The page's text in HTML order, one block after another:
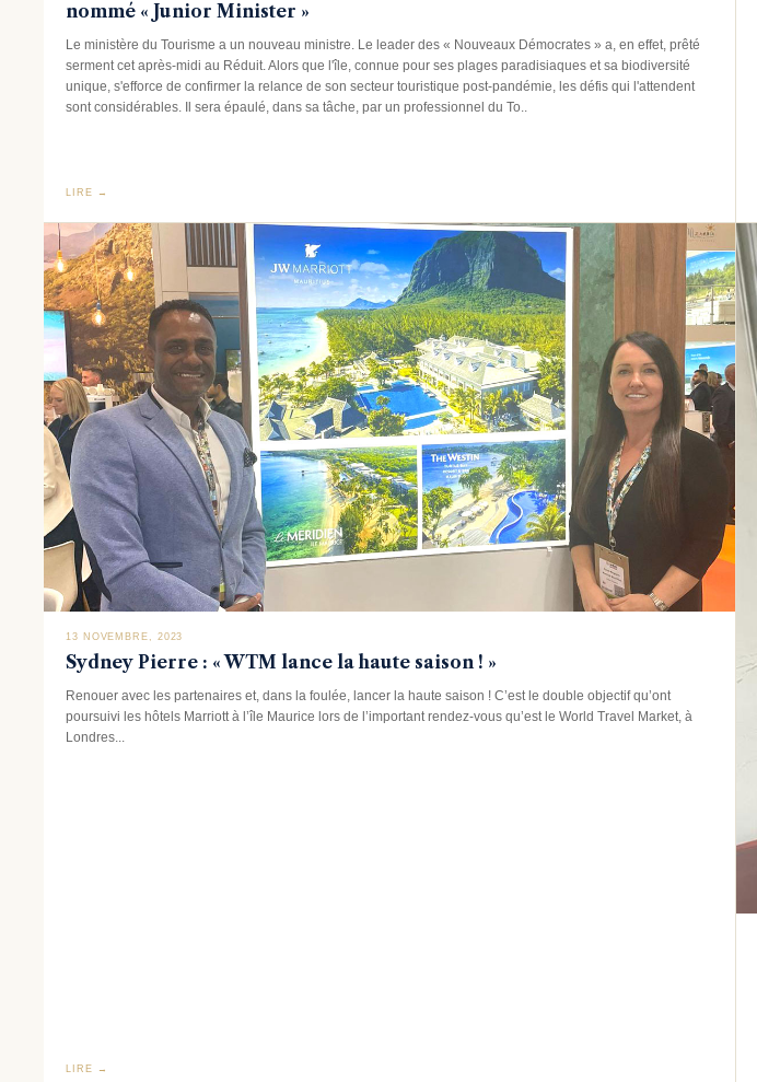
nommé « Junior Minister »
Le ministère du Tourisme a un nouveau ministre. Le leader des « Nouveaux Démocrates » a, en effet, prêté
serment cet après-midi au Réduit. Alors que l'île, connue pour ses plages paradisiaques et sa biodiversité
unique, s'efforce de confirmer la relance de son secteur touristique post-pandémie, les défis qui l'attendent
sont considérables. Il sera épaulé, dans sa tâche, par un professionnel du To..
LIRE →
13 NOVEMBRE, 2023
Sydney Pierre : « WTM lance la haute saison ! »
Renouer avec les partenaires et, dans la foulée, lancer la haute saison ! C’est le double objectif qu’ont
poursuivi les hôtels Marriott à l’île Maurice lors de l’important rendez-vous qu’est le World Travel Market, à
Londres...
LIRE →